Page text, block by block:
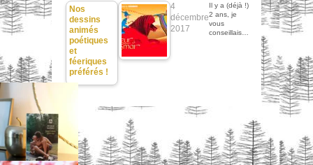
Nos
dessins
animés
poétiques
et
féeriques
préférés !
4
décembre
2017
Il y a (déjà !)
2 ans, je
vous
conseillais…